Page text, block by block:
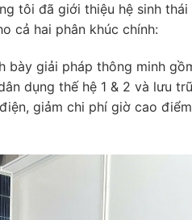
tôi đã giới thiệu hệ sinh thái
cả hai phân khúc chính:
bày giải pháp thông minh
dụng thế hệ 1 & 2 và lưu
giảm chi phí giờ cao